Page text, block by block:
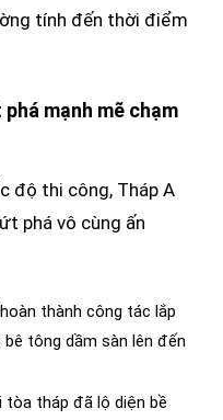
tính đến thời điểm
mạnh mẽ chạm
độ thi công, Tháp A
phá vô cùng ấn
thành công tác lắp
tông dầm sàn lên đến
tòa tháp đã lộ diện bề